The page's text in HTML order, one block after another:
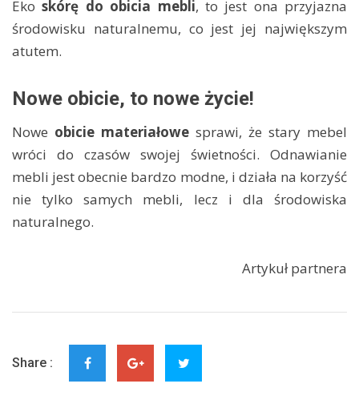
Ekoskórę do obicia mebli, to jest ona przyjazna
środowisku naturalnemu, co jest jej największym
atutem.
Nowe obicie, to nowe życie!
Nowe obicie materiałowe sprawi, że stary mebel
wróci do czasów swojej świetności. Odnawianie
mebli jest obecnie bardzo modne, i działa na korzyść
nie tylko samych mebli, lecz i dla środowiska
naturalnego.
Artykuł partnera
Share :